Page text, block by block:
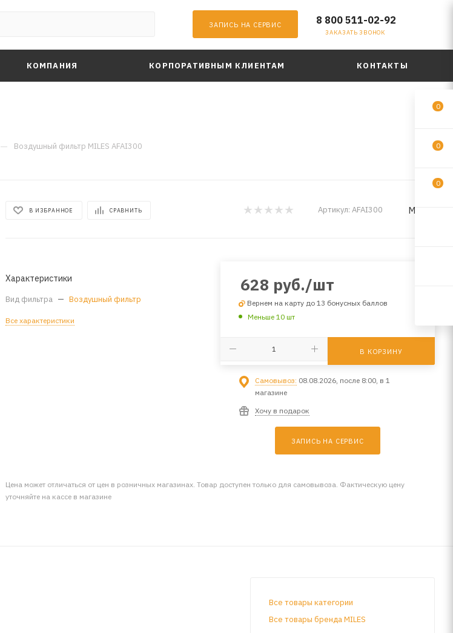
ЗАПИСЬ НА СЕРВИС 8 800 511-02-92
ЗАКАЗАТЬ ЗВОНОК
КОМПАНИЯ КОРПОРАТИВНЫМ КЛИЕНТАМ КОНТАКТЫ
— Воздушный фильтр MILES AFAI300
В ИЗБРАННОЕ СРАВНИТЬ Артикул: AFAI300 MILES
Характеристики
Вид фильтра — Воздушный фильтр
Все характеристики
628 руб./шт
Вернем на карту до 13 бонусных баллов
Меньше 10 шт
В КОРЗИНУ
Самовывоз: 08.08.2026, после 8:00, в 1
магазине
Хочу в подарок
ЗАПИСЬ НА СЕРВИС
Цена может отличаться от цен в розничных магазинах. Товар доступен только для самовывоза. Фактическую цену
уточняйте на кассе в магазине
Все товары категории
Все товары бренда MILES
0
0
0